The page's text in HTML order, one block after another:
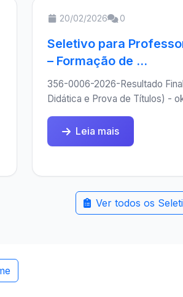
20/02/2026 0
Seletivo para
– Formação de ...
356-0006-2026-Resultado
Didática e Prova de Títulos) -
Leia mais
Ver todos os